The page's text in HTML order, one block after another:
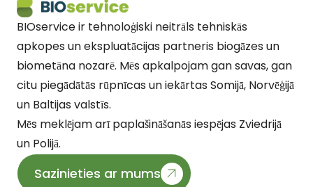
BIOservice ir tehnoloģiski neitrāls tehniskās
apkopes un ekspluatācijas partneris biogāzes un
biometāna nozarē. Mēs apkalpojam gan savas, gan
citu piegādātās rūpnīcas un iekārtas Somijā, Norvēģijā
un Baltijas valstīs.
Mēs meklējam arī paplašināšanās iespējas Zviedrijā
un Polijā.
Sazinieties ar mums